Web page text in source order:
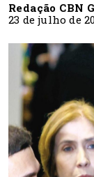
Redação CBN
23 de julho de